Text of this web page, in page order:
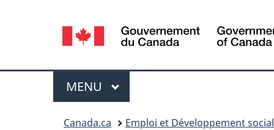
Sélection
de
la
langue
Menu
MENU PRINCIPAL
Canada.ca
Emploi et Développement